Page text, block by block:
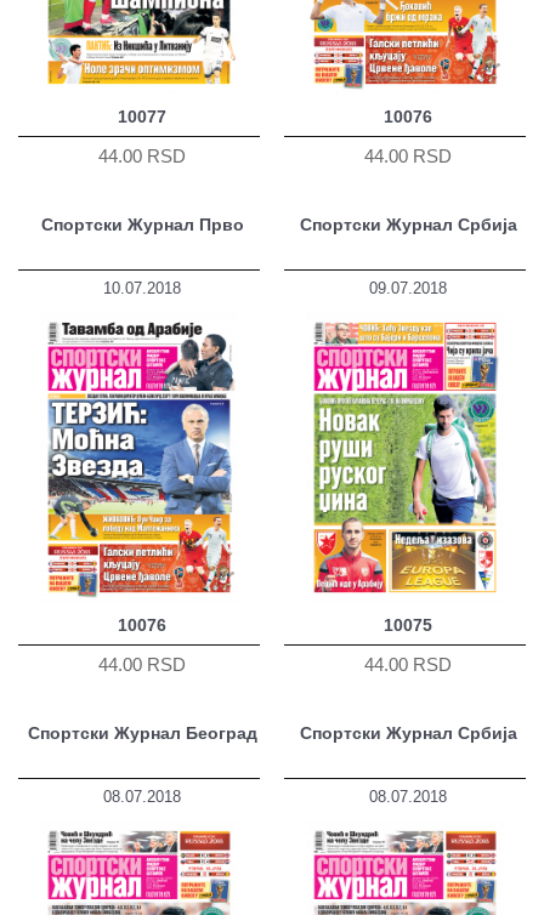
10077
44.00 RSD
10076
44.00 RSD
Спортски Журнал Прво
10.07.2018
10076
44.00 RSD
Спортски Журнал Србија
09.07.2018
10075
44.00 RSD
Спортски Журнал Београд
08.07.2018
Спортски Журнал Србија
08.07.2018